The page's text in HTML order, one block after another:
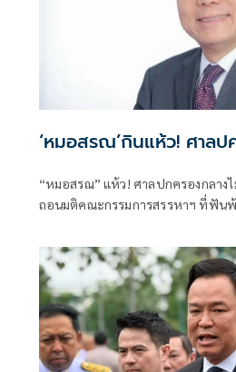
‘หมอสรณ’กินแห้ว! ศาลป
“หมอสรณ” แห้ว! ศาลปกครองกลาง
ถอนมติคณะกรรมการสรรหาฯ ที่ฟัน